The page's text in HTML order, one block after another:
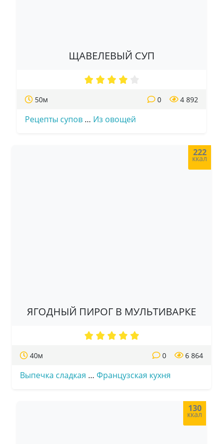
ЩАВЕЛЕВЫЙ СУП
50м 4 892
0
Рецепты супов … Из овощей
222
ккал
ЯГОДНЫЙ ПИРОГ В МУЛЬТИВАРКЕ
40м 6 864
0
Выпечка сладкая … Французская кухня
130
ккал